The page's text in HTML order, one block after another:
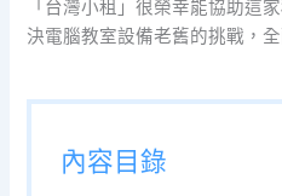
「台灣小租」很榮幸能協助這家
決電腦教室設備老舊的挑戰，
內容目錄